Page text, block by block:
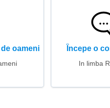
de oameni Începe o
In limba